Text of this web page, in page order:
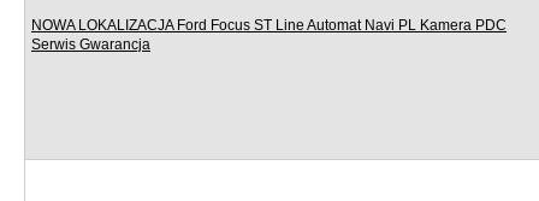
NOWA LOKALIZACJA Ford Focus ST Line Automat Navi PL Kamera PDC
Serwis Gwarancja